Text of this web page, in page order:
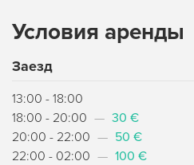
Условия аренды
Заезд
13:00 - 18:00
18:00 - 20:00 — 30 €
20:00 - 22:00 — 50 €
22:00 - 02:00 — 100 €